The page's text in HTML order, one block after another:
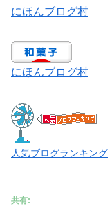
にほんブログ村
にほんブログ村
人気ブログランキング
共有: